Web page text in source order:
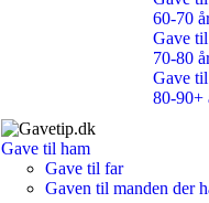
60-70
Gave
70-80
Gave
80-90+
Gave til ham
Gave til far
Gaven til manden der